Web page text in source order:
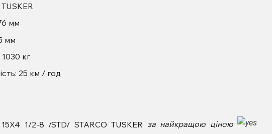
мм
мм
кг
25 км / год
15X4 1/2-8 /STD/ STARCO TUSKER за найкращою ціною